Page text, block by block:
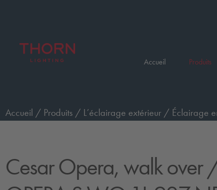
Accueil Produits
Accueil / Produits / L’éclairage extérieur / Éclairage
Cesar Opera, walk over/